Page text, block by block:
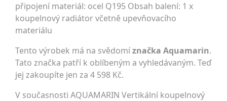
připojení materiál: ocel Q195 Obsah balení: 1 x
koupelnový radiátor včetně upevňovacího
materiálu
Tento výrobek má na svědomíznačka Aquamarin.
Tato značka patří k oblíbeným a vyhledávaným. Teď
jej zakoupíte jen za 4 598 Kč.
V současnosti AQUAMARIN Vertikální koupelnový